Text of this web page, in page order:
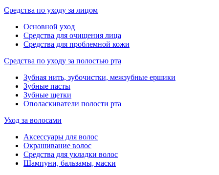
Средства по уходу за лицом
Основной уход
Средства для очищения лица
Средства для проблемной кожи
Средства по уходу за полостью рта
Зубная нить, зубочистки, межзубные ершики
Зубные пасты
Зубные щетки
Ополаскиватели полости рта
Уход за волосами
Аксессуары для волос
Окрашивание волос
Средства для укладки волос
Шампуни, бальзамы, маски